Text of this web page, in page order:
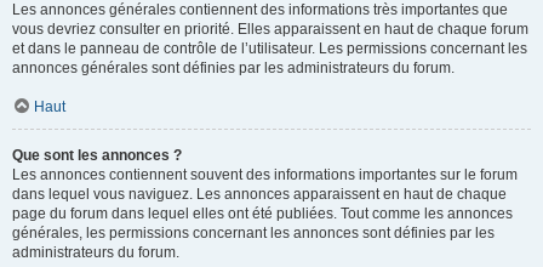
Les annonces générales contiennent des informations très importantes que
vous devriez consulter en priorité. Elles apparaissent en haut de chaque forum
et dans le panneau de contrôle de l’utilisateur. Les permissions concernant les
annonces générales sont définies par les administrateurs du forum.
Haut
Que sont les annonces ?
Les annonces contiennent souvent des informations importantes sur le forum
dans lequel vous naviguez. Les annonces apparaissent en haut de chaque
page du forum dans lequel elles ont été publiées. Tout comme les annonces
générales, les permissions concernant les annonces sont définies par les
administrateurs du forum.